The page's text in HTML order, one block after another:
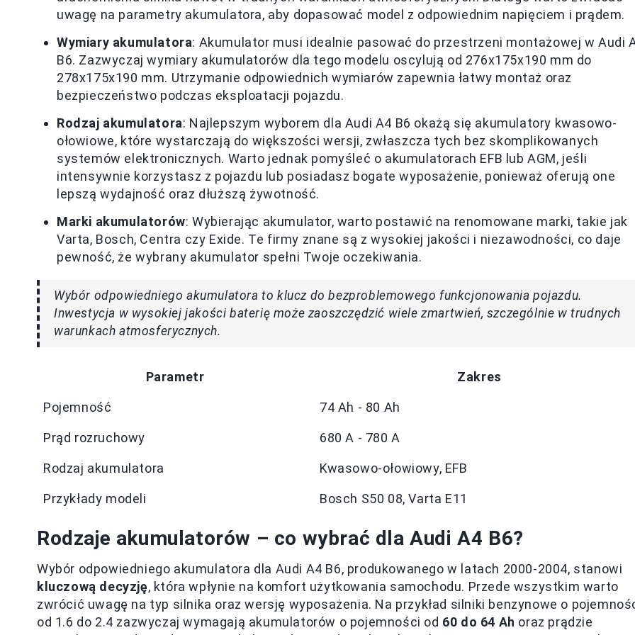
uwagę na parametry akumulatora, aby dopasować model z odpowiednim napięciem i prądem.
Wymiary akumulatora: Akumulator musi idealnie pasować do przestrzeni montażowej w Audi
B6. Zazwyczaj wymiary akumulatorów dla tego modelu oscylują od 276x175x190 mm do
278x175x190 mm. Utrzymanie odpowiednich wymiarów zapewnia łatwy montaż oraz
bezpieczeństwo podczas eksploatacji pojazdu.
Rodzaj akumulatora: Najlepszym wyborem dla Audi A4 B6 okażą się akumulatory kwasowo-
ołowiowe, które wystarczają do większości wersji, zwłaszcza tych bez skomplikowanych
systemów elektronicznych. Warto jednak pomyśleć o akumulatorach EFB lub AGM, jeśli
intensywnie korzystasz z pojazdu lub posiadasz bogate wyposażenie, ponieważ oferują one
lepszą wydajność oraz dłuższą żywotność.
Marki akumulatorów: Wybierając akumulator, warto postawić na renomowane marki, takie jak
Varta, Bosch, Centra czy Exide. Te firmy znane są z wysokiej jakości i niezawodności, co daje
pewność, że wybrany akumulator spełni Twoje oczekiwania.
Wybór odpowiedniego akumulatora to klucz do bezproblemowego funkcjonowania pojazdu.
Inwestycja w wysokiej jakości baterię może zaoszczędzić wiele zmartwień, szczególnie w trudnych
warunkach atmosferycznych.
Parametr Zakres
Pojemność 74 Ah - 80 Ah
Prąd rozruchowy 680 A - 780 A
Rodzaj akumulatora Kwasowo-ołowiowy, EFB
Przykłady modeli Bosch S50 08, Varta E11
Rodzaje akumulatorów – co wybrać dla Audi A4 B6?
Wybór odpowiedniego akumulatora dla Audi A4 B6, produkowanego w latach 2000-2004, stanowi
kluczową decyzję, która wpłynie na komfort użytkowania samochodu. Przede wszystkim warto
zwrócić uwagę na typ silnika oraz wersję wyposażenia. Na przykład silniki benzynowe o
od 1.6 do 2.4 zazwyczaj wymagają akumulatorów o pojemności od 60 do 64 Ah oraz prądzie